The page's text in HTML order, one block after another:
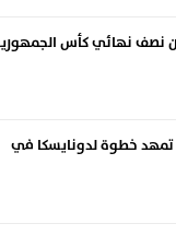
نصف نهائي كأس الجمهورية
تمهد خطوة لدونايسكا في